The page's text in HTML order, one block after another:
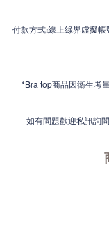
付款方式:線上綠界虛擬帳
*Bra top商品因衛生考
如有問題歡迎私訊詢